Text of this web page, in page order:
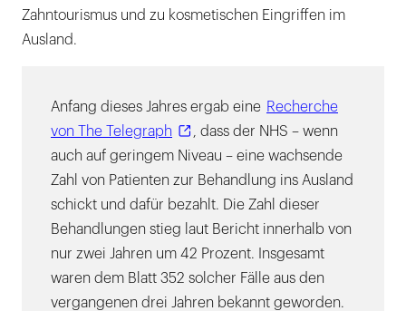
Zahntourismus und zu kosmetischen Eingriffen im
Ausland.
Anfang dieses Jahres ergab eine Recherche
von The Telegraph
, dass der NHS – wenn
auch auf geringem Niveau – eine wachsende
Zahl von Patienten zur Behandlung ins Ausland
schickt und dafür bezahlt. Die Zahl dieser
Behandlungen stieg laut Bericht innerhalb von
nur zwei Jahren um 42 Prozent. Insgesamt
waren dem Blatt 352 solcher Fälle aus den
vergangenen drei Jahren bekannt geworden.